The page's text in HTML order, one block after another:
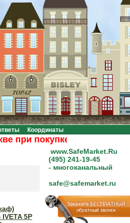
Координаты
покупке на сумму от
5P
www.SafeMarket.Ru
(495) 241-19-45
- многоканальный
safe@safemarket.ru